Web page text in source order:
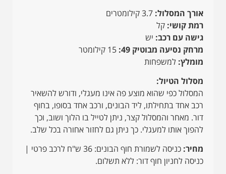
אורך המסלול:
רמת קושי: קל
גישה עם רכב: יש
מרחק נסיעה מבוטיק 49:
מומלץ: למשפחות
מסלול הטיול:
המסלול כפי שהוא מוצע פה אינו מעגלי, ודורש להשאיר
רכב אחד בתחילתו, ליד הבונים, ורכב אחד בסופו, בחוף
דור. מאחר והמסלול קצר, ניתן לטייל בו הלוך ושוב, וכך
להפוך אותו למעגלי. כך ניתן גם לחזור אחורה בכל שלב.
מחיר:
כניסה לשמורת חוף הבונים: 36 ש"ח לרכב פרטי |
כניסה לחניון חוף דור: ללא תשלום.